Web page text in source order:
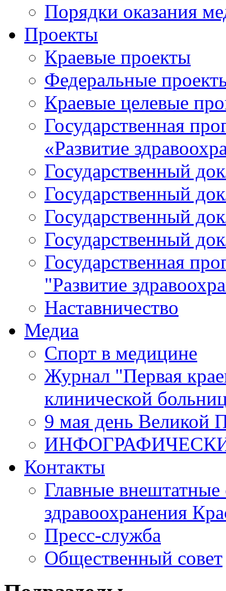
Порядки оказания
Проекты
Краевые проекты
Федеральные
Краевые целевые
Государственная
«Развитие
Государственный
Государственный
Государственный
Государственный
Государственная
"Развитие
Наставничество
Медиа
Спорт в медицине
Журнал "Первая
клинической
9 мая день Великой
Контакты
Главные внештатные
здравоохранения
Пресс-служба
Общественный совет